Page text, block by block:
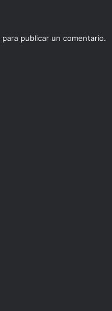
para publicar un comentario.